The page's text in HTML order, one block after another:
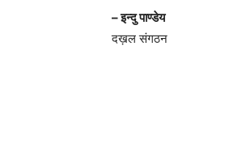
– इन्दु पाण्डेय
दख़ल संगठन